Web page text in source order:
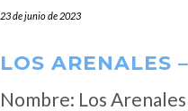
23 de junio de 2023
LOS ARENALES
Nombre: Los Arenales